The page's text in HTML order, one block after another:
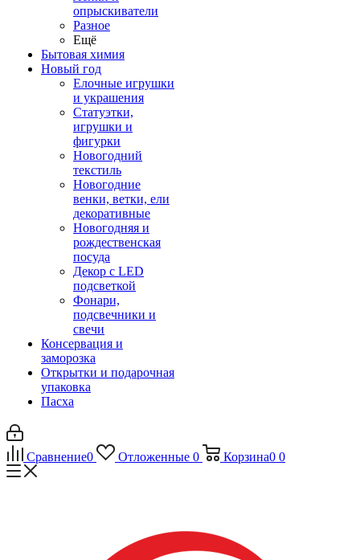
опрыскиватели
Разное
Ещё
Бытовая химия
Новый год
Елочные игрушки
и украшения
Статуэтки,
игрушки и
фигурки
Новогодний
текстиль
Новогодние
венки, ветки, ели
декоративные
Новогодняя и
рождественская
посуда
Декор с LED
подсветкой
Фонари,
подсвечники и
свечи
Консервация и
заморозка
Открытки и подарочная
упаковка
Пасха
Сравнение0 Отложенные 0 Корзина0 0